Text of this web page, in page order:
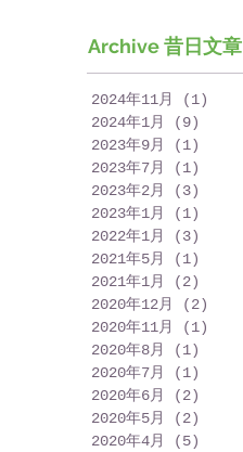
Archive 昔日文章
2024年11月 (1)
2024年1月
(9)
2023年9月
(1)
2023年7月
(1)
2023年2月
(3)
2023年1月
(1)
2022年1月
(3)
2021年5月
(1)
2021年1月
(2)
2020年12月
(2)
2020年11月
(1)
2020年8月
(1)
2020年7月
(1)
2020年6月
(2)
2020年5月
(2)
2020年4月
(5)